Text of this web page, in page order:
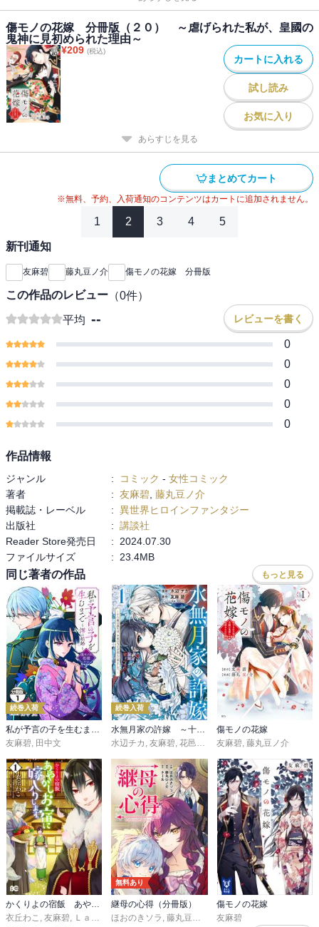
傷モノの花嫁 分冊版（２０） ～虐げられた私が、皇國の
鬼神に見初められた理由～
¥209 (税込)
カートに入れる
試し読み
お気に入り
あらすじを見る
まとめてカート
※無料、予約、入荷通知のコンテンツはカートに追加されません。
1 2 3 4 5
新刊通知
友麻碧 藤丸豆ノ介 傷モノの花嫁 分冊版
この作品のレビュー （0件）
平均 -- レビューを書く
0
0
0
0
0
作品情報
ジャンル : コミック - 女性コミック
著者
: 友麻碧 藤丸豆ノ介
掲載誌・レーベル
: 異世界ヒロインファンタジー
出版社
: 講談社
Reader Store発売日
:
2024.07.30
ファイルサイズ
: 23.4MB
同じ著者の作品 もっと見る
続巻入荷
私が予言の子を生むまで ～澪の結婚～ 傷モノの花嫁 外伝 分冊版
友麻碧, 田中文
続巻入荷
水無月家の許嫁 ～十六歳の誕生日、本家の当主が迎えに来ました。～
水辺チカ , 友麻碧, 花邑まい
傷モノの花嫁
友麻碧, 藤丸豆ノ介
衣丘わこ
友麻碧 Ｌａｒｕｈａ
無料あり
継母の心得（分冊版）
ほおのきソラ 藤丸豆ノ介 トール
傷モノの花嫁
友麻碧